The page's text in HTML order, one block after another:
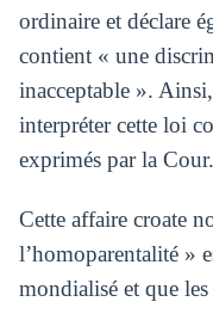
ordinaire et déclare
contient « une
inacceptable ».
interpréter cette loi
exprimés par la Cour.
Cette affaire croate
l’homoparentalité »
mondialisé et que